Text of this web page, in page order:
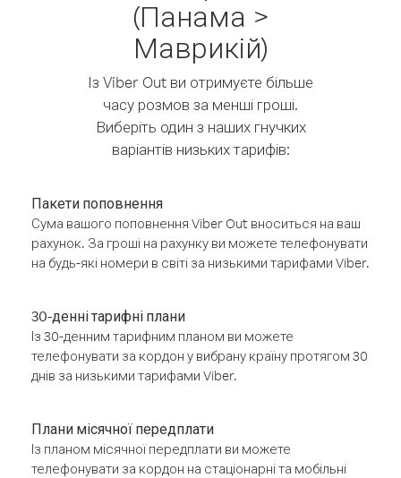
(Панама >
Маврикій)
Із Viber Out ви отримуєте більше
часу розмов за менші гроші.
Виберіть один з наших гнучких
варіантів низьких тарифів:
Пакети поповнення
Сума вашого поповнення Viber Out вноситься на ваш
рахунок. За гроші на рахунку ви можете телефонувати
на будь-які номери в світі за низькими тарифами Viber.
30-денні тарифні плани
Із 30-денним тарифним планом ви можете
телефонувати за кордон у вибрану країну протягом 30
днів за низькими тарифами Viber.
Плани місячної передплати
Із планом місячної передплати ви можете
телефонувати за кордон на стаціонарні та мобільні